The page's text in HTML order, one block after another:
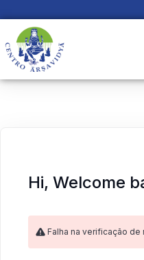
Hi, Welcome
Falha na verificação de
Remember me